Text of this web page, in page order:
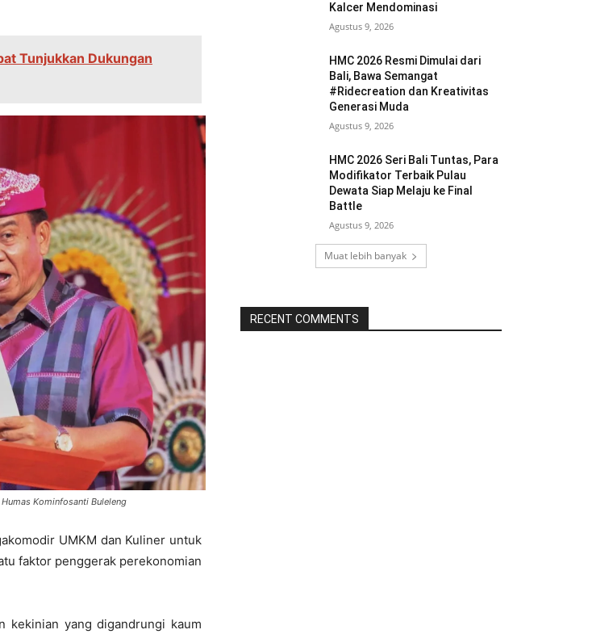
Tunjukkan Dukungan
Kominfosanti Buleleng
UMKM dan Kuliner untuk
faktor penggerak perekonomian
kekinian yang digandrungi kaum
Kalcer Mendominasi
Agustus 9, 2026
HMC 2026 Resmi Dimulai dari
Bali, Bawa Semangat
#Ridecreation dan Kreativitas
Generasi Muda
Agustus 9, 2026
HMC 2026 Seri Bali Tuntas, Para
Modifikator Terbaik Pulau
Dewata Siap Melaju ke Final
Battle
Agustus 9, 2026
Muat lebih banyak
RECENT COMMENTS